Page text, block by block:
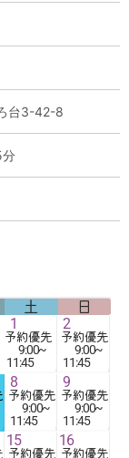
台3-42-8